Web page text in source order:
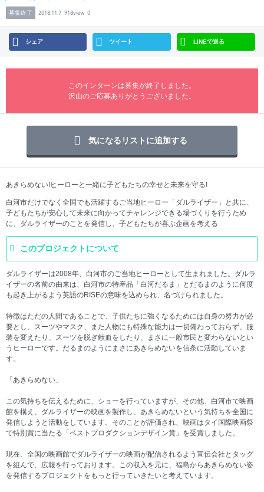
募集終了 2018.11.7 918view 0
シェア ツイート LINEで送る
このインターンは募集が終了しました。
沢山のご応募ありがとうございました。
気になるリストに追加する
あきらめない!ヒーローと一緒に子どもたちの幸せと未来を守る!
白河市だけでなく全国でも活躍するご当地ヒーロー「ダルライザー」と共に、
子どもたちが安心して未来に向かってチャレンジできる場づくりを行うため
に、ダルライザーのことを発信し、子どもたちが喜ぶ企画を考える
このプロジェクトについて
ダルライザーは2008年、白河市のご当地ヒーローとして生まれました。ダルラ
イザーの名前の由来は、白河市の特産品「白河だるま」とだるまのように何度
も起き上がるよう英語のRISEの意味を込められ、名づけられました。
特徴はただの人間であることで、子供たちに強くなるためには自身の努力が必
要とし、スーツやマスク、また人物にも特殊な能力は一切備わっておらず、服
装を変えたり、スーツを脱ぎ献血をしたり、まさに一般市民と変わらないとい
うヒーローです。だるまのようにまさにあきらめないを信条に活動していま
す。
「あきらめない」
この気持ちを伝えるために、ショーを行っていますが、その他、白河市で映画
館を構え、ダルライザーの映画を製作し、あきらめないという気持ちを全国に
発信しようと活動をしています。そのことが評価され、映画はタイ国際映画祭
で特別賞に当たる「ベストプロダクションデザイン賞」を受賞しました。
現在、全国の映画館でダルライザーの映画が配信されるよう宣伝会社とタッグ
を組んで、広報を行っております。この収入を元に、福島からあきらめない姿
を発信するプロジェクトをもっと行っていきたいと考えています。